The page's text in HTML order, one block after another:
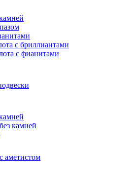
с бриллиантами
с фианитами
камней
аметистом